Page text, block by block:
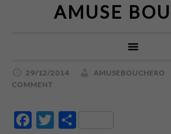
AMUSE
29/12/2014 AMUSEBOUCHERO
COMMENT
FacebookTwitter